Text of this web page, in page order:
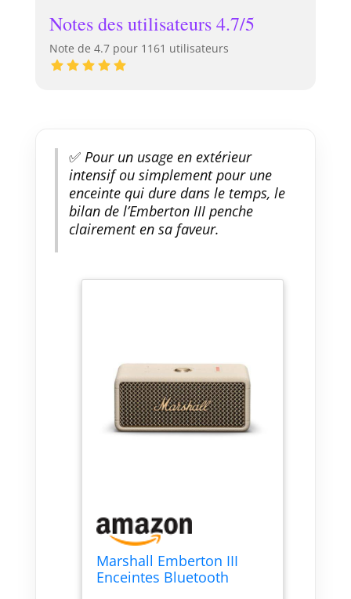
Notes des utilisateurs 4.7/5
Note de 4.7 pour 1161 utilisateurs
✅Pour un usage en extérieur
intensif ou simplement pour une
enceinte qui dure dans le temps, le
bilan de l’Emberton III penche
clairement en sa faveur.
Marshall Emberton III
Enceintes Bluetooth